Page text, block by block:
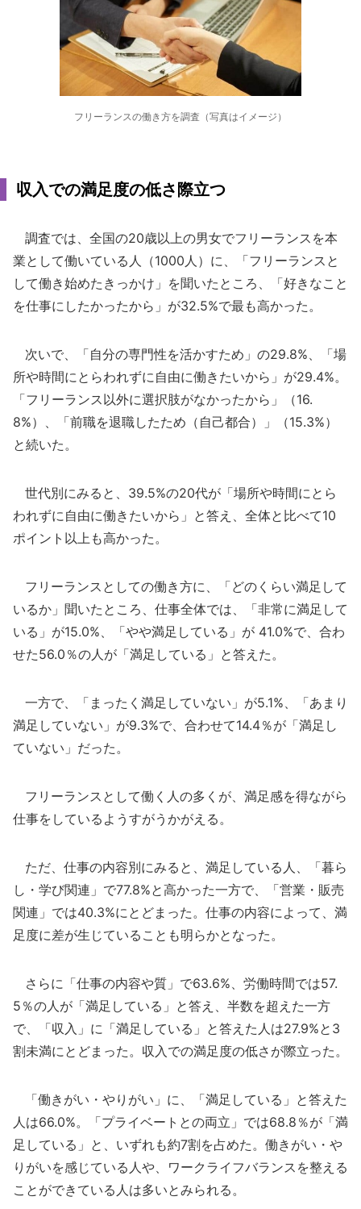
フリーランスの働き方を調査（写真はイメージ）
収入での満足度の低さ際立つ
調査では、全国の20歳以上の男女でフリーランスを本
業として働いている人（1000人）に、「フリーランスと
して働き始めたきっかけ」を聞いたところ、「好きなこと
を仕事にしたかったから」が32.5%で最も高かった。
次いで、「自分の専門性を活かすため」の29.8%、「場
所や時間にとらわれずに自由に働きたいから」が29.4%。
「フリーランス以外に選択肢がなかったから」（16.
8%）、「前職を退職したため（自己都合）」（15.3%）
と続いた。
世代別にみると、39.5%の20代が「場所や時間にとら
われずに自由に働きたいから」と答え、全体と比べて10
ポイント以上も高かった。
フリーランスとしての働き方に、「どのくらい満足して
いるか」聞いたところ、仕事全体では、「非常に満足して
いる」が15.0%、「やや満足している」が 41.0%で、合わ
せた56.0％の人が「満足している」と答えた。
一方で、「まったく満足していない」が5.1%、「あまり
満足していない」が9.3%で、合わせて14.4％が「満足し
ていない」だった。
フリーランスとして働く人の多くが、満足感を得ながら
仕事をしているようすがうかがえる。
ただ、仕事の内容別にみると、満足している人、「暮ら
し・学び関連」で77.8%と高かった一方で、「営業・販売
関連」では40.3%にとどまった。仕事の内容によって、満
足度に差が生じていることも明らかとなった。
さらに「仕事の内容や質」で63.6%、労働時間では57.
5％の人が「満足している」と答え、半数を超えた一方
で、「収入」に「満足している」と答えた人は27.9%と3
割未満にとどまった。収入での満足度の低さが際立った。
「働きがい・やりがい」に、「満足している」と答えた
人は66.0%。「プライベートとの両立」では68.8％が「満
足している」と、いずれも約7割を占めた。働きがい・や
りがいを感じている人や、ワークライフバランスを整える
ことができている人は多いとみられる。